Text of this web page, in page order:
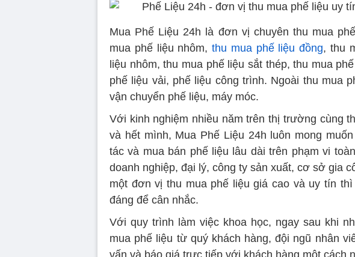
Mua Phế Liệu 24h là đơn vị chuyên thu mua
mua phế liệu nhôm, thu mua phế liệu đồng, thu
liệu nhôm, thu mua phế liệu sắt thép, thu mua
phế liệu vải, phế liệu công trình. Ngoài thu mua
vận chuyển phế liệu, máy móc.
Với kinh nghiệm nhiều năm trên thị trường cùng
và hết mình, Mua Phế Liệu 24h luôn mong
tác và mua bán phế liệu lâu dài trên phạm vi
doanh nghiệp, đại lý, công ty sản xuất, cơ sở gia
một đơn vị thu mua phế liệu giá cao và uy tín
đáng để cân nhắc.
Với quy trình làm việc khoa học, ngay sau khi
mua phế liệu từ quý khách hàng, đội ngũ nhân
vấn và báo giá trực tiếp với khách hàng một cách